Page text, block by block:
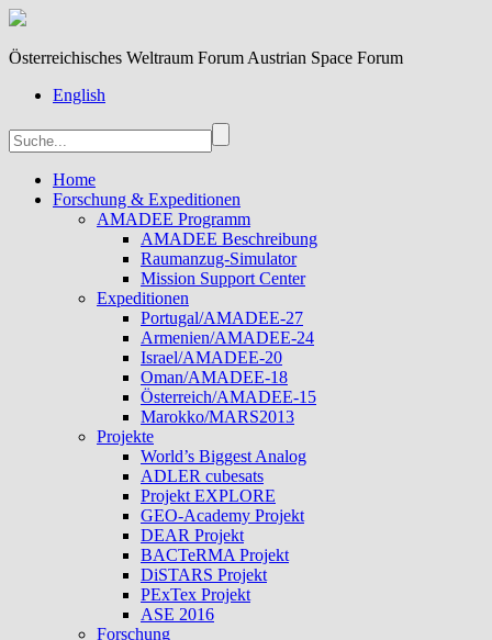
Österreichisches Weltraum Forum Austrian Space Forum
English
Home
Forschung & Expeditionen
AMADEE Programm
AMADEE Beschreibung
Raumanzug-Simulator
Mission Support Center
Expeditionen
Portugal/AMADEE-27
Armenien/AMADEE-24
Israel/AMADEE-20
Oman/AMADEE-18
Österreich/AMADEE-15
Marokko/MARS2013
Projekte
World’s Biggest Analog
ADLER cubesats
Projekt EXPLORE
GEO-Academy Projekt
DEAR Projekt
BACTeRMA Projekt
DiSTARS Projekt
PExTex Projekt
ASE 2016
Forschung